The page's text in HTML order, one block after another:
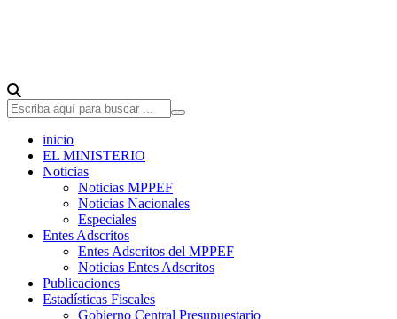
inicio
EL MINISTERIO
Noticias
Noticias MPPEF
Noticias Nacionales
Especiales
Entes Adscritos
Entes Adscritos del MPPEF
Noticias Entes Adscritos
Publicaciones
Estadísticas Fiscales
Gobierno Central Presupuestario